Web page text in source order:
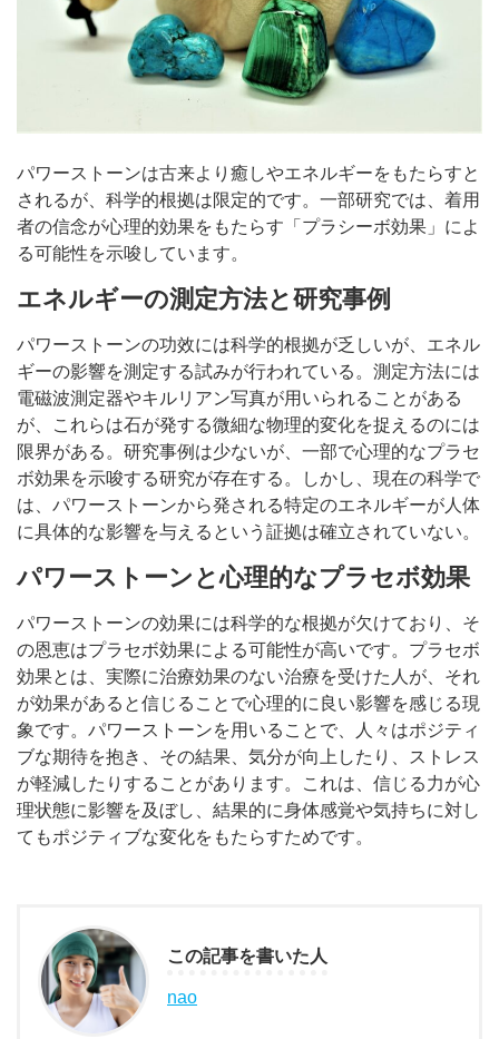
パワーストーンは古来より癒しやエネルギーをもたらすと
されるが、科学的根拠は限定的です。一部研究では、着用
者の信念が心理的効果をもたらす「プラシーボ効果」によ
る可能性を示唆しています。
エネルギーの測定方法と研究事例
パワーストーンの功效には科学的根拠が乏しいが、エネル
ギーの影響を測定する試みが行われている。測定方法には
電磁波測定器やキルリアン写真が用いられることがある
が、これらは石が発する微細な物理的変化を捉えるのには
限界がある。研究事例は少ないが、一部で心理的なプラセ
ボ効果を示唆する研究が存在する。しかし、現在の科学で
は、パワーストーンから発される特定のエネルギーが人体
に具体的な影響を与えるという証拠は確立されていない。
パワーストーンと心理的なプラセボ効果
パワーストーンの効果には科学的な根拠が欠けており、そ
の恩恵はプラセボ効果による可能性が高いです。プラセボ
効果とは、実際に治療効果のない治療を受けた人が、それ
が効果があると信じることで心理的に良い影響を感じる現
象です。パワーストーンを用いることで、人々はポジティ
ブな期待を抱き、その結果、気分が向上したり、ストレス
が軽減したりすることがあります。これは、信じる力が心
理状態に影響を及ぼし、結果的に身体感覚や気持ちに対し
てもポジティブな変化をもたらすためです。
この記事を書いた人
nao